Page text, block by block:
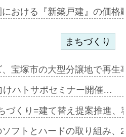
おける『新築戸建』の価
まちづくり
宝塚市の大型分譲地で再
けハトサポセミナー開催…
づくり=建て替え提案推進
フトとハードの取り組み